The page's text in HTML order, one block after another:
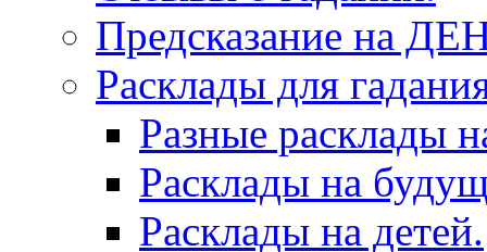
Предсказание на
Расклады для
Разные расклады
Расклады на
Расклады на детей.